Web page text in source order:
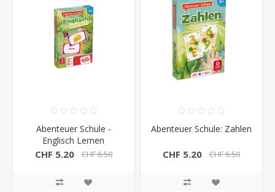
Abenteuer Schule -
Englisch Lernen
CHF 5.20 CHF 6.50
Abenteuer Schule: Zahlen
CHF 5.20 CHF 6.50